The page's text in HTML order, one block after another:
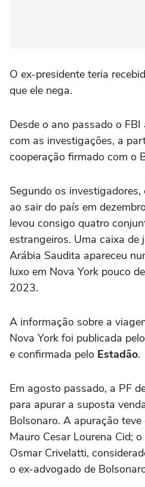
O ex-presidente teria
que ele nega.
Desde o ano passado o
com as investigações, a
cooperação firmado com o
Segundo os
ao sair do país em
levou consigo quatro
estrangeiros. Uma caixa de
Arábia Saudita apareceu
luxo em Nova York pouco
2023.
A informação sobre a
Nova York foi publicada
e confirmada pelo Estadão.
Em agosto passado, a PF
para apurar a suposta
Bolsonaro. A apuração
Mauro Cesar Lourena Cid;
Osmar Crivelatti,
o ex-advogado de